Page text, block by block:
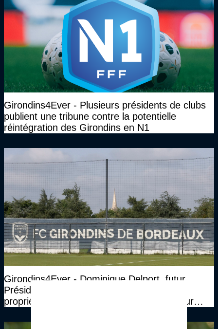
Girondins4Ever - Plusieurs présidents de clubs
publient une tribune contre la potentielle
réintégration des Girondins en N1
Girondins4Ever - Dominique Delport, futur
Président des Girondins, et James Bord,
propriétaire, s'expriment sur leur vision pour